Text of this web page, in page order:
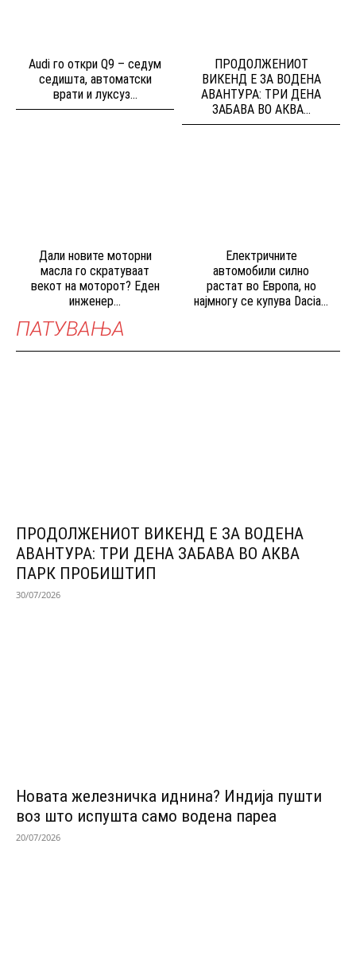
Audi го откри Q9 – седум
седишта, автоматски
врати и луксуз...
ПРОДОЛЖЕНИОТ
ВИКЕНД Е ЗА ВОДЕНА
АВАНТУРА: ТРИ ДЕНА
ЗАБАВА ВО АКВА...
Дали новите моторни
масла го скратуваат
векот на моторот? Еден
инженер...
Електричните
автомобили силно
растат во Европа, но
најмногу се купува Dacia...
ПАТУВАЊА
ПРОДОЛЖЕНИОТ ВИКЕНД Е ЗА ВОДЕНА
АВАНТУРА: ТРИ ДЕНА ЗАБАВА ВО АКВА
ПАРК ПРОБИШТИП
30/07/2026
Новата железничка иднина? Индија пушти
воз што испушта само водена пареа
20/07/2026